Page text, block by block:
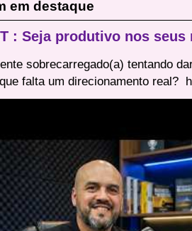
em destaque
: Seja produtivo nos seus
sobrecarregado(a) tentando
falta um direcionamento real?